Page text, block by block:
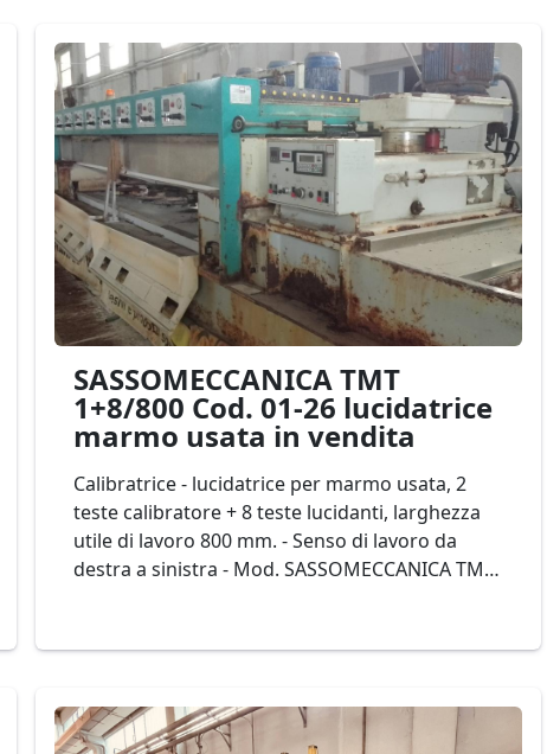
SASSOMECCANICA TMT
1+8/800 Cod. 01-26 lucidatrice
marmo usata in vendita
Calibratrice - lucidatrice per marmo usata, 2
teste calibratore + 8 teste lucidanti, larghezza
utile di lavoro 800 mm. - Senso di lavoro da
destra a sinistra - Mod. SASSOMECCANICA TMT